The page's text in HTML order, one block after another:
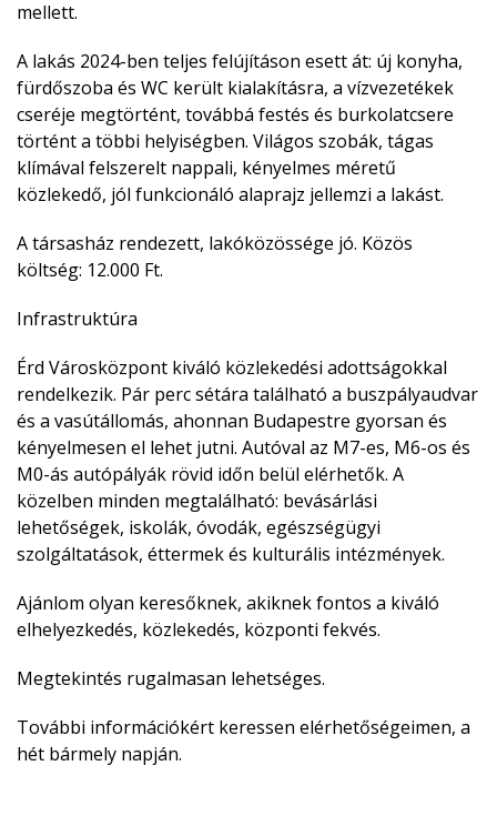
mellett.
A lakás 2024-ben teljes felújításon esett át: új konyha,
fürdőszoba és WC került kialakításra, a vízvezetékek
cseréje megtörtént, továbbá festés és burkolatcsere
történt a többi helyiségben. Világos szobák, tágas
klímával felszerelt nappali, kényelmes méretű
közlekedő, jól funkcionáló alaprajz jellemzi a lakást.
A társasház rendezett, lakóközössége jó. Közös
költség: 12.000 Ft.
Infrastruktúra
Érd Városközpont kiváló közlekedési adottságokkal
rendelkezik. Pár perc sétára található a buszpályaudvar
és a vasútállomás, ahonnan Budapestre gyorsan és
kényelmesen el lehet jutni. Autóval az M7-es, M6-os és
M0-ás autópályák rövid időn belül elérhetők. A
közelben minden megtalálható: bevásárlási
lehetőségek, iskolák, óvodák, egészségügyi
szolgáltatások, éttermek és kulturális intézmények.
Ajánlom olyan keresőknek, akiknek fontos a kiváló
elhelyezkedés, közlekedés, központi fekvés.
Megtekintés rugalmasan lehetséges.
További információkért keressen elérhetőségeimen, a
hét bármely napján.